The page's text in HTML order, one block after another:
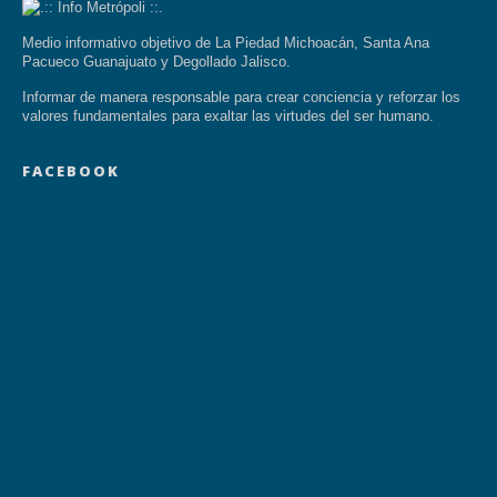
Medio informativo objetivo de La Piedad Michoacán, Santa Ana
Pacueco Guanajuato y Degollado Jalisco.
Informar de manera responsable para crear conciencia y reforzar los
valores fundamentales para exaltar las virtudes del ser humano.
FACEBOOK